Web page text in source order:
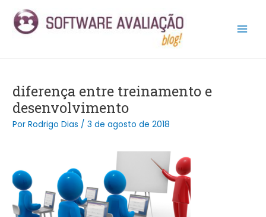
para
diferença entre treinamento e
desenvolvimento
PorRodrigo Dias /3 de agosto de 2018
navigation